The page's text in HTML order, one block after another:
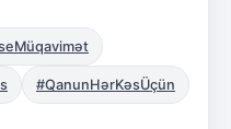
#QanunHərKəsÜçün